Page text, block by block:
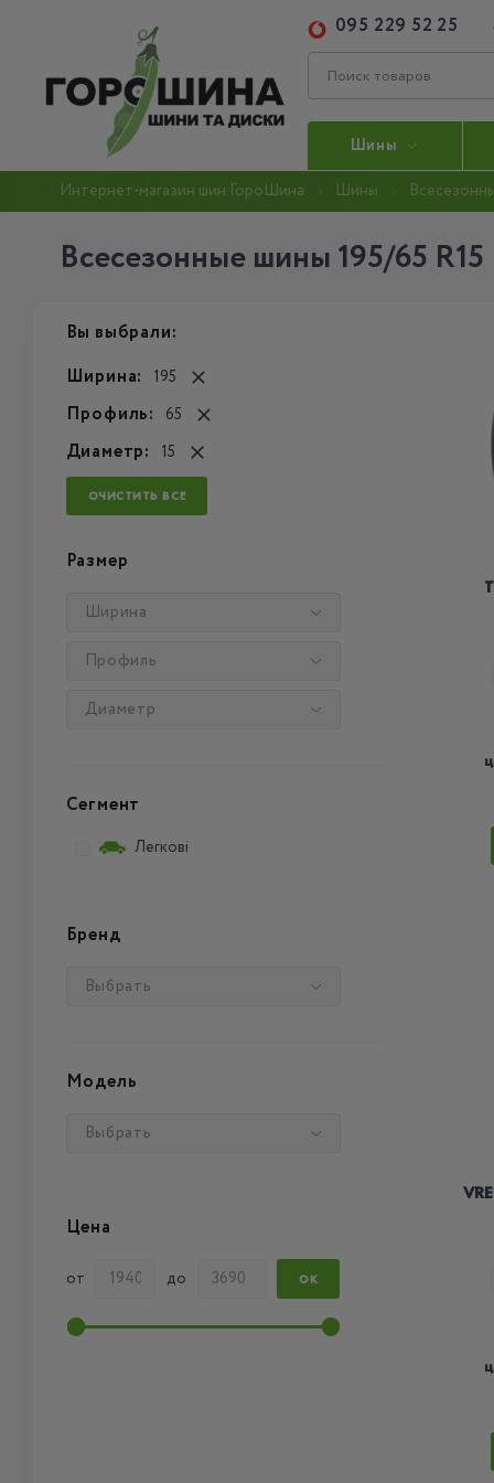
095 229 52 25
Шины
Интернет-магазин шин ГороШина Шины
Всесезонные шины 195/65 R15
Вы выбрали:
Ширина:
195
Профиль: 65
Диаметр: 15
ОЧИСТИТЬ ВСЕ
Размер
Ширина
Профиль
Диаметр
Сегмент
Легкові
Бренд
Выбрать
Модель
Выбрать
Цена
от до ОК